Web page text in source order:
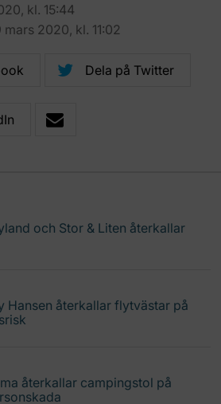
kl. 15:44
2020, kl. 11:02
Dela på Twitter
och Stor & Liten återkallar
Hansen återkallar flytvästar på
återkallar campingstol på